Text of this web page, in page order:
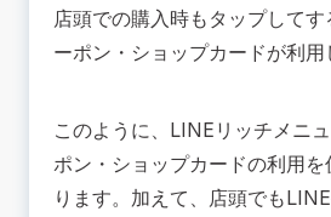
店頭での購入時もタップして
ーポン・ショップカードが利用
このように、LINEリッチメニ
ポン・ショップカードの利用
ります。加えて、店頭でも